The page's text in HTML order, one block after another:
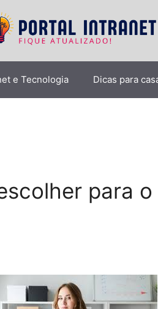
e Tecnologia Dicas para
para